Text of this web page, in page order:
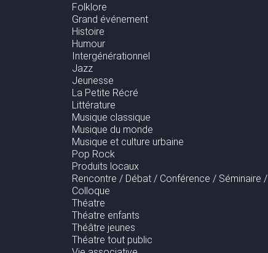
Folklore
Grand événement
Histoire
Humour
Intergénérationnel
Jazz
Jeunesse
La Petite Récré
Littérature
Musique classique
Musique du monde
Musique et culture urbaine
Pop Rock
Produits locaux
Rencontre / Débat / Conférence / Séminaire /
Colloque
Théatre
Théatre enfants
Théâtre jeunes
Théatre tout public